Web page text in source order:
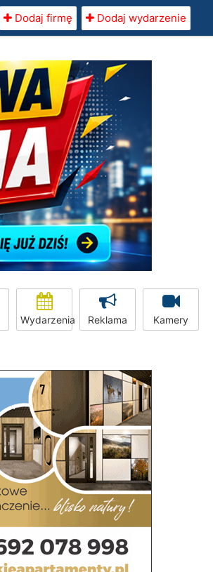
Dodaj firmę Dodaj wydarzenie
Wydarzenia Reklama Kamery